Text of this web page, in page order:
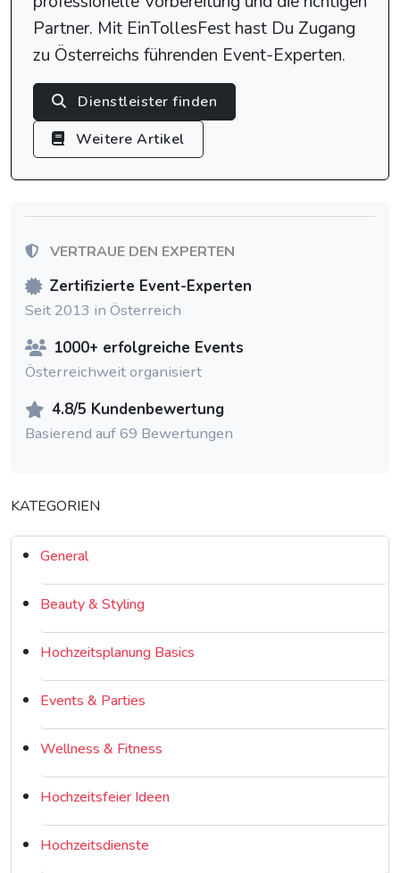
Partner. Mit EinTollesFest hast Du Zugang
zu Österreichs führenden Event-Experten.
Dienstleister finden
Weitere Artikel
VERTRAUE DEN EXPERTEN
Zertifizierte Event-Experten
Seit 2013 in Österreich
1000+ erfolgreiche Events
Österreichweit organisiert
4.8/5 Kundenbewertung
Basierend auf 69 Bewertungen
KATEGORIEN
General
Beauty & Styling
Hochzeitsplanung Basics
Events & Parties
Wellness & Fitness
Hochzeitsfeier Ideen
Hochzeitsdienste